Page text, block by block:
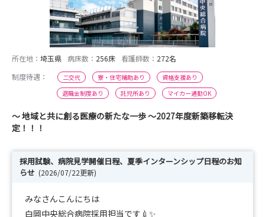
所在地： 埼玉県 病床数： 256床 看護師数： 272名
制度待遇：
二交代 寮・住宅補助あり
資格支援あり
退職金制度あり
託児所あり マイカー通勤OK
～ 地域と共に創る医療の新たな一歩 ～2027年度新築移転決
定！！！
採用試験、病院見学開催日程、夏季インターンシップ日程のお知
らせ (2026/07/22更新)
みなさんこんにちは
白岡中央総合病院採用担当です💉✨